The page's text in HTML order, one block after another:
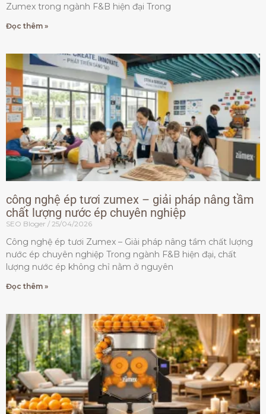
Zumex trong ngành F&B hiện đại Trong
Đọc thêm »
công nghệ ép tươi zumex – giải pháp nâng tầm
chất lượng nước ép chuyên nghiệp
SEO Bloger 25/04/2026
Công nghệ ép tươi Zumex – Giải pháp nâng tầm chất lượng
nước ép chuyên nghiệp Trong ngành F&B hiện đại, chất
lượng nước ép không chỉ nằm ở nguyên
Đọc thêm »